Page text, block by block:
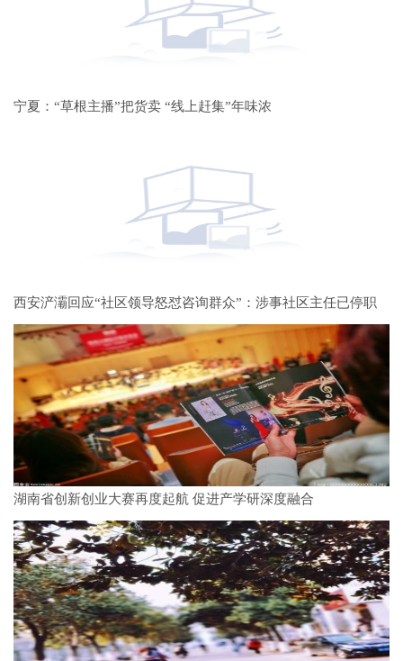
宁夏：“草根主播”把货卖 “线上赶集”年味浓
西安浐灞回应“社区领导怒怼咨询群众”：涉事社区主任已停职
湖南省创新创业大赛再度起航 促进产学研深度融合